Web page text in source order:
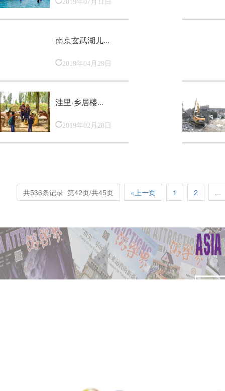
南京玄武湖儿...
2019年04月29日
洼里·乡居楼...
2019年02月28日
共536条记录 第42页/共45页 «上一页 1 2 ...